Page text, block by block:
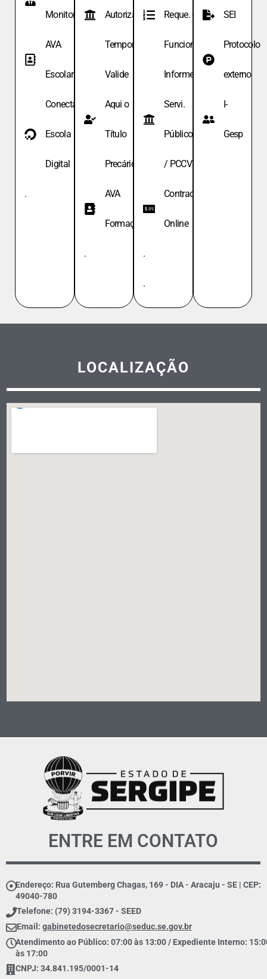
Monitor
AVA
Escolar
Conecta
Escola
Digital
.
Autoriza.
Temporária
Valide
Aqui o
Título
Precário
AVA
Formação
.
Reque. de
Funcionário
Informe
Servi.
Públicos
/ PCCV
Contracheque
Online
.
.
SEI
Protocolo
externo
I-
Gesp
LOCALIZAÇÃO
ENTRE EM CONTATO
Endereço: Rua Gutemberg Chagas, 169 - DIA - Aracaju - SE | CEP:
49040-780
Telefone: (79) 3194-3367 - SEED
Email: gabinetedosecretario@seduc.se.gov.br
Atendimento ao Público: 07:00 às 13:00 / Expediente Interno:
às 17:00
CNPJ: 34.841.195/0001-14